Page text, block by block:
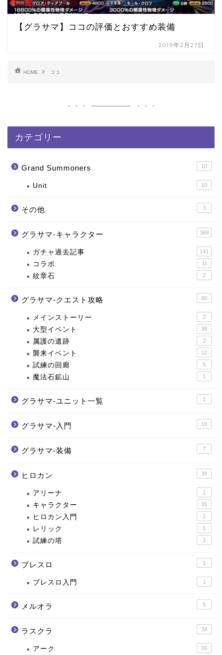
【グラサマ】ココの評価とおすすめ装備
2019年2月27日
HOME ココ
カテゴリー
Grand Summoners 10
Unit 10
その他 3
グラサマ-キャラクター 388
ガチャ過去記事 141
コラボ 11
紋章石 2
グラサマ-クエスト攻略 60
メインストーリー 2
大型イベント 38
属護の遺跡 2
襲来イベント 12
試練の回廊 5
魔法石鉱山 1
グラサマ-ユニット一覧 1
グラサマ-入門 19
グラサマ-装備 7
ヒロカン 39
アリーナ 1
キャラクター 35
ヒロカン入門 1
レリック 1
試練の塔 1
ブレスロ 1
ブレスロ入門 1
メルオラ 5
ラスクラ 34
アーク 26